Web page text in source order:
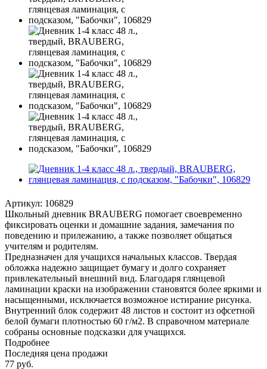
Артикул: 106829
Школьный дневник BRAUBERG помогает своевременно
фиксировать оценки и домашние задания, замечания по
поведению и прилежанию, а также позволяет общаться
учителям и родителям.
Предназначен для учащихся начальных классов. Твердая
обложка надежно защищает бумагу и долго сохраняет
привлекательный внешний вид. Благодаря глянцевой
ламинации краски на изображении становятся более яркими и
насыщенными, исключается возможное истирание рисунка.
Внутренний блок содержит 48 листов и состоит из офсетной
белой бумаги плотностью 60 г/м2. В справочном материале
собраны основные подсказки для учащихся.
Подробнее
Последняя цена продажи
77 руб.